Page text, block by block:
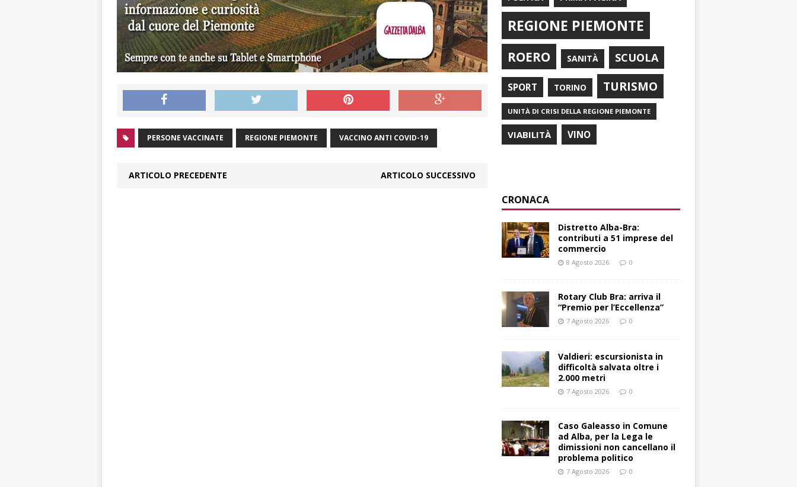
PERSONE VACCINATE REGIONE PIEMONTE VACCINO ANTI COVID-19
ARTICOLO PRECEDENTE ARTICOLO SUCCESSIVO
REGIONE PIEMONTE
ROERO SANITÀ SCUOLA
SPORT TORINO TURISMO
UNITÀ DI CRISI DELLA REGIONE PIEMONTE
VIABILITÀ VINO
CRONACA
Distretto Alba-Bra:
contributi a 51 imprese del
commercio
8 Agosto 2026 0
Rotary Club Bra: arriva il
“Premio per l’Eccellenza”
7 Agosto 2026 0
Valdieri: escursionista in
difficoltà salvata oltre i
2.000 metri
7 Agosto 2026 0
Caso Galeasso in Comune
ad Alba, per la Lega le
dimissioni non cancellano il
problema politico
7 Agosto 2026 0